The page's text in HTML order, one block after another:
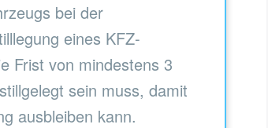
bei der
eines KFZ-
Frist von mindestens 3
sein muss, damit
ausbleiben kann.